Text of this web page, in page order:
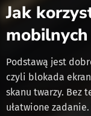
Jak
mobilnych
Podstawą jest
czyli blokada
skanu twarzy. Bez
ułatwione